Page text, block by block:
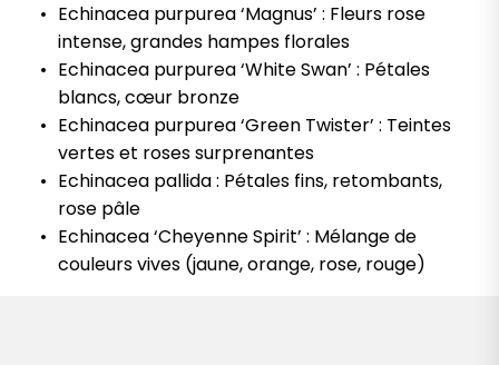
Echinacea purpurea ‘Magnus’ : Fleurs rose
intense, grandes hampes florales
Echinacea purpurea ‘White Swan’ : Pétales
blancs, cœur bronze
Echinacea purpurea ‘Green Twister’ : Teintes
vertes et roses surprenantes
Echinacea pallida : Pétales fins, retombants,
rose pâle
Echinacea ‘Cheyenne Spirit’ : Mélange de
couleurs vives (jaune, orange, rose, rouge)